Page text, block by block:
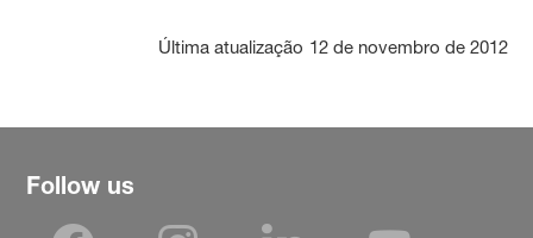
Última atualização 12 de novembro de 2012
Follow us